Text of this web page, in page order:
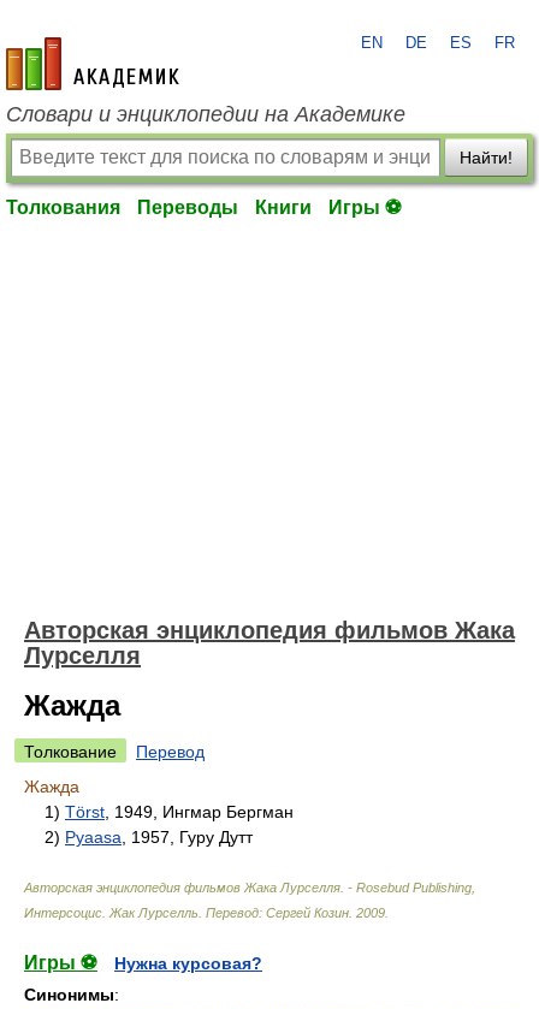
academic.ru
EN DE ES FR
Словари и энциклопедии на Академике
Найти!
Толкования Переводы Книги Игры ⚽
Авторская энциклопедия фильмов Жака
Лурселля
Жажда
Толкование
Перевод
Жажда
1) Törst , 1949, Ингмар Бергман
2) Pyaasa , 1957, Гуру Дутт
Авторская энциклопедия фильмов Жака Лурселля. - Rosebud Publishing,
Интерсоцис Жак Лурселль. Перевод: Сергей Козин 2009
Игры ⚽
Нужна курсовая?
Синонимы: